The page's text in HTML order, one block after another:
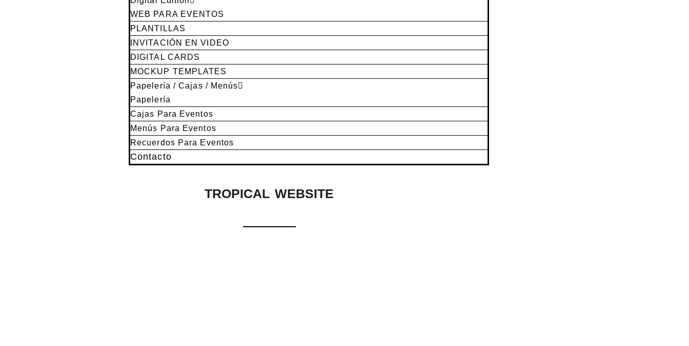
WEB PARA EVENTOS
PLANTILLAS
INVITACIÓN EN VIDEO
DIGITAL CARDS
MOCKUP TEMPLATES
Papelería / Cajas / Menús
Papelería
Cajas Para Eventos
Menús Para Eventos
Recuerdos Para Eventos
Contacto
TROPICAL WEBSITE